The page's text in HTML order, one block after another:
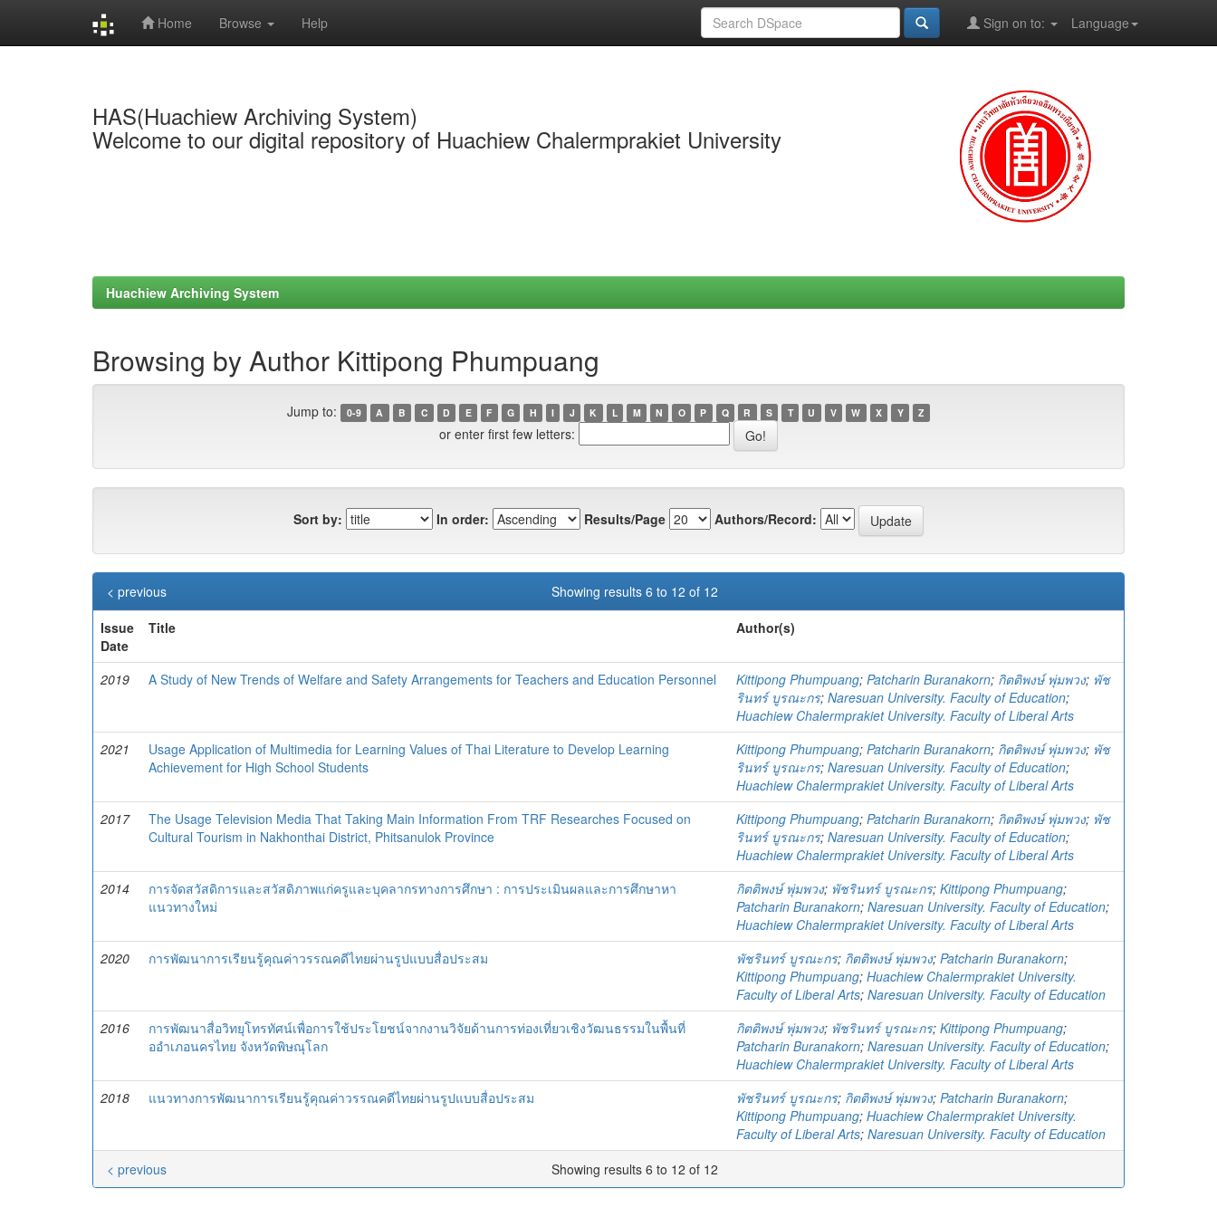
Home Browse Help Language
Sign on to:
HAS(Huachiew Archiving System)
Welcome to our digital repository of Huachiew Chalermprakiet University
Huachiew Archiving System
Browsing by Author Kittipong Phumpuang
Jump to: 0-9 A B C D E F G H I J K L M N O P Q R S T U V W X Y Z
or enter first few letters:
Sort by: In order: Results/Page Authors/Record:
Showing results 6 to 12 of 12
< previous
Issue
Date
Title Author(s)
2019 A Study of New Trends of Welfare and Safety Arrangements for Teachers and Education Personnel Kittipong Phumpuang; Patcharin Buranakorn; กิตติพงษ์ พุ่มพวง; พัช
รินทร์ บูรณะกร; Naresuan University. Faculty of Education;
Huachiew Chalermprakiet University. Faculty of Liberal Arts
2021
Usage Application of Multimedia for Learning Values of Thai Literature to Develop Learning
Achievement for High School Students
Kittipong Phumpuang; Patcharin Buranakorn; กิตติพงษ์ พุ่มพวง; พัช
รินทร์ บูรณะกร; Naresuan University. Faculty of Education;
Huachiew Chalermprakiet University. Faculty of Liberal Arts
2017
The Usage Television Media That Taking Main Information From TRF Researches Focused on
Cultural Tourism in Nakhonthai District, Phitsanulok Province
Kittipong Phumpuang; Patcharin Buranakorn; กิตติพงษ์ พุ่มพวง; พัช
รินทร์ บูรณะกร; Naresuan University. Faculty of Education;
Huachiew Chalermprakiet University. Faculty of Liberal Arts
2014
การจัดสวัสดิการและสวัสดิภาพแก่ครูและบุคลากรทางการศึกษา : การประเมินผลและการศึกษาหา
แนวทางใหม่
กิตติพงษ์ พุ่มพวง; พัชรินทร์ บูรณะกร; Kittipong Phumpuang;
Patcharin Buranakorn; Naresuan University. Faculty of Education;
Huachiew Chalermprakiet University. Faculty of Liberal Arts
2020
การพัฒนาการเรียนรู้คุณค่าวรรณคดีไทยผ่านรูปแบบสื่อประสม พัชรินทร์ บูรณะกร; กิตติพงษ์ พุ่มพวง; Patcharin Buranakorn;
Kittipong Phumpuang; Huachiew Chalermprakiet University.
Faculty of Liberal Arts; Naresuan University. Faculty of Education
2016
การพัฒนาสื่อวิทยุโทรทัศน์เพื่อการใช้ประโยชน์จากงานวิจัยด้านการท่องเที่ยวเชิงวัฒนธรรมในพื้นที่
ออำเภอนครไทย จังหวัดพิษณุโลก
กิตติพงษ์ พุ่มพวง; พัชรินทร์ บูรณะกร; Kittipong Phumpuang;
Patcharin Buranakorn; Naresuan University. Faculty of Education;
Huachiew Chalermprakiet University. Faculty of Liberal Arts
2018
แนวทางการพัฒนาการเรียนรู้คุณค่าวรรณคดีไทยผ่านรูปแบบสื่อประสม พัชรินทร์ บูรณะกร; กิตติพงษ์ พุ่มพวง; Patcharin Buranakorn;
Kittipong Phumpuang; Huachiew Chalermprakiet University.
Faculty of Liberal Arts; Naresuan University. Faculty of Education
Showing results 6 to 12 of 12
< previous